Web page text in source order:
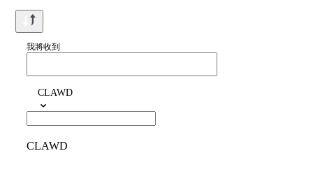
我將收到
CLAWD
CLAWD